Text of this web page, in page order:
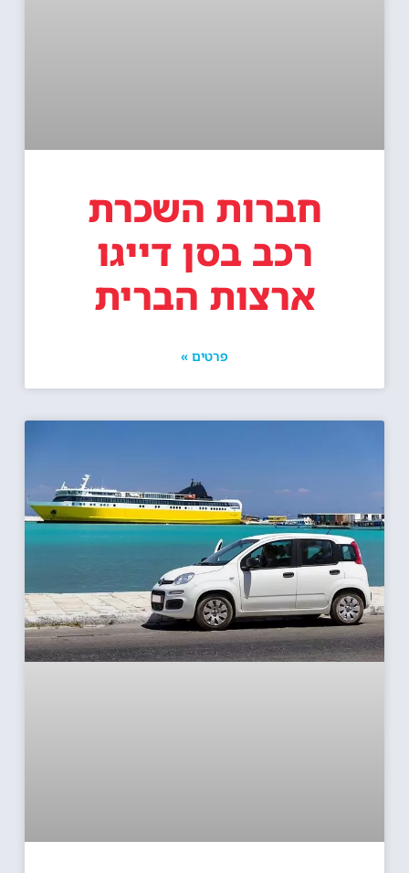
חברות השכרת
רכב בסן דייגו
ארצות הברית
פרטים »